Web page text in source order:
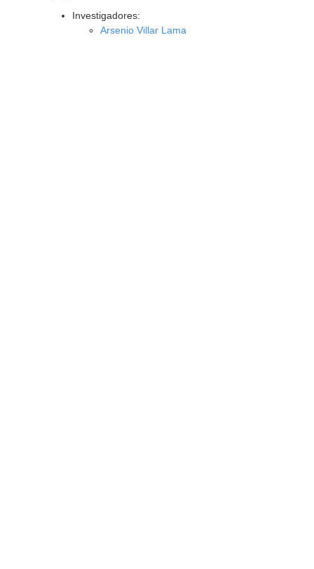
Investigadores:
Arsenio Villar Lama